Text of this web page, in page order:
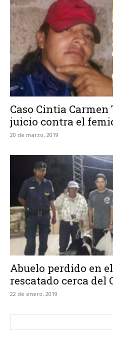
Caso Cintia
juicio contra el
20 de marzo, 2019
Abuelo perdido en
rescatado cerca del
22 de enero, 2019